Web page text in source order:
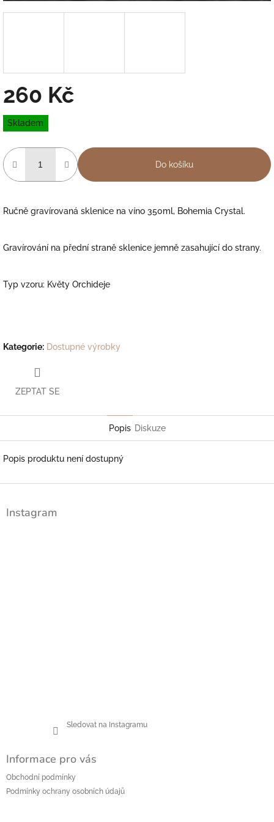
260 Kč
Měrná
cena:
Skladem
Do košíku
Ručně gravírovaná sklenice na víno 350ml, Bohemia Crystal.
Gravírování na přední straně sklenice jemně zasahující do strany.
Typ vzoru: Květy Orchideje
Kategorie: Dostupné výrobky
ZEPTAT SE
Popis Diskuze
Popis produktu není dostupný
Z
Instagram
Sledovat na Instagramu
Informace pro vás
Obchodní podmínky
Podmínky ochrany osobních údajů